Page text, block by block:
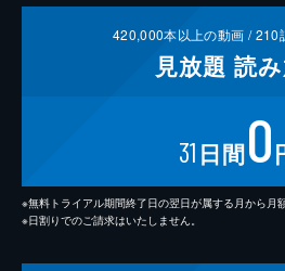
420,000本以上の動画 /210
見放題 読
31 日間0
※無料トライアル期間終了日の翌日が属する月から月
※日割りでのご請求はいたしません。